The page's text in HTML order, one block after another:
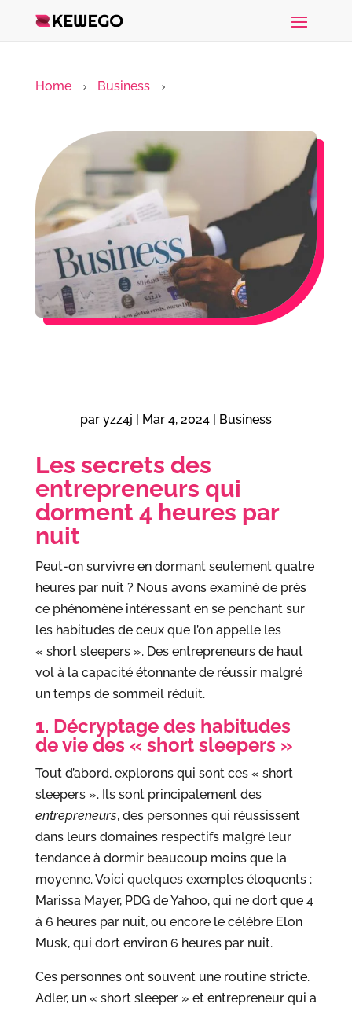
Home 5 Business 5
par yzz4j Mar 4, 2024| Business
Les secrets des
entrepreneurs qui
dorment 4 heures par
nuit
Peut-on survivre en dormant seulement quatre
heures par nuit ? Nous avons examiné de près
ce phénomène intéressant en se penchant sur
les habitudes de ceux que l’on appelle les
« short sleepers ». Des entrepreneurs de haut
vol à la capacité étonnante de réussir malgré
un temps de sommeil réduit.
1. Décryptage des habitudes
de vie des « short sleepers »
Tout d’abord, explorons qui sont ces « short
sleepers ». Ils sont principalement des
entrepreneurs, des personnes qui réussissent
dans leurs domaines respectifs malgré leur
tendance à dormir beaucoup moins que la
moyenne. Voici quelques exemples éloquents :
Marissa Mayer, PDG de Yahoo, qui ne dort que 4
à 6 heures par nuit, ou encore le célèbre Elon
Musk, qui dort environ 6 heures par nuit.
Ces personnes ont souvent une routine stricte.
Adler, un « short sleeper » et entrepreneur qui a